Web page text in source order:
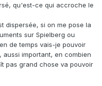
qu'est-ce qui accroche le
dispersée, si on me pose la
sur Spielberg ou
de temps vais-je pouvoir
aussi important, en combien
pas grand chose va pouvoir